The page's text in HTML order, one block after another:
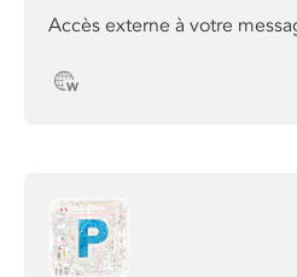
Accès externe à votre